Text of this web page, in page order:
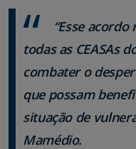
“Esse
todas as CEASAs
combater o
que possam
situação de
Mamédio.